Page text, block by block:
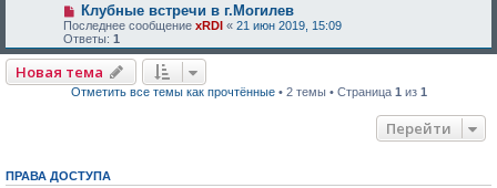
Клубные встречи в г.Могилев
Последнее сообщение xRDI « 21 июн 2019, 15:09
Ответы: 1
Новая тема
Отметить все темы как прочтённые• 2 темы • Страница 1 из 1
Перейти
ПРАВА ДОСТУПА